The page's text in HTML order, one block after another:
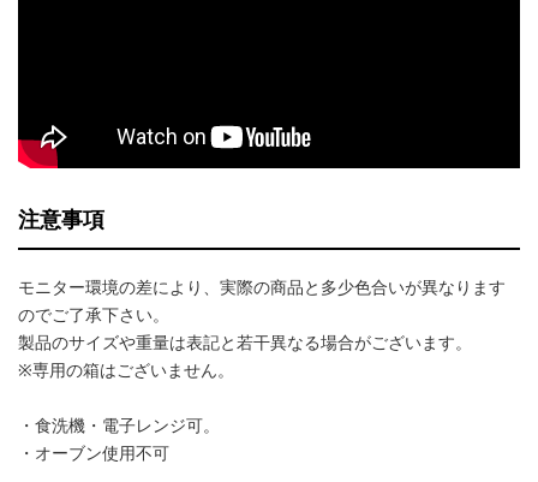
注意事項
モニター環境の差により、実際の商品と多少色合いが異なります
のでご了承下さい。
製品のサイズや重量は表記と若干異なる場合がございます。
※専用の箱はございません。
・食洗機・電子レンジ可。
・オーブン使用不可